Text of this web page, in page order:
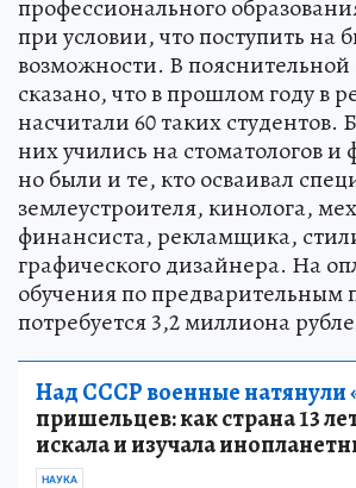
профессионального
при условии, что поступить на
возможности. В пояснительной
сказано, что в прошлом году в
насчитали 60 таких студентов.
них учились на стоматологов и
но были и те, кто осваивал
землеустроителя, кинолога,
финансиста, рекламщика,
графического дизайнера. На
обучения по предварительным
потребуется 3,2 миллиона
Над СССР военные натянули
пришельцев: как страна 13
искала и изучала
НАУКА